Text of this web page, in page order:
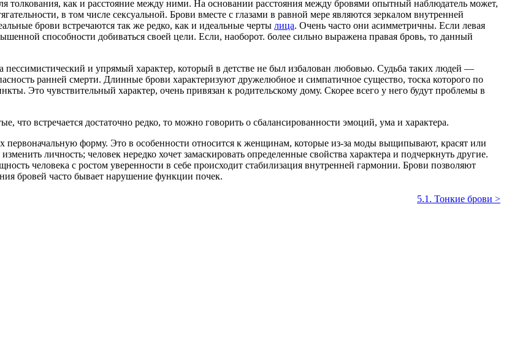
как и расстояние между ними. На основании расстояния между бровями опытный наблюдатель может,
в том числе сексуальной. Брови вместе с глазами в равной мере являются зеркалом внутренней
брови встречаются так же редко, как и идеальные черты лица. Очень часто они асимметричны. Если левая
способности добиваться своей цели. Если, наоборот. более сильно выражена правая бровь, то данный
и упрямый характер, который в детстве не был избалован любовью. Судьба таких людей —
ранней смерти. Длинные брови характеризуют дружелюбное и симпатичное существо, тоска которого по
Это чувствительный характер, очень привязан к родительскому дому. Скорее всего у него будут проблемы в
встречается достаточно редко, то можно говорить о сбалансированности эмоций, ума и характера.
первоначальную форму. Это в особенности относится к женщинам, которые из-за моды выщипывают, красят или
личность; человек нередко хочет замаскировать определенные свойства характера и подчеркнуть другие.
человека с ростом уверенности в себе происходит стабилизация внутренней гармонии. Брови позволяют
бровей часто бывает нарушение функции почек.
5.1. Тонкие брови >